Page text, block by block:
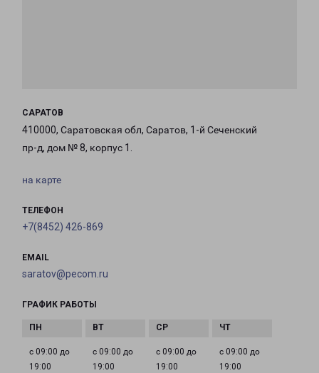
САРАТОВ
410000, Саратовская обл, Саратов, 1-й Сеченский
пр-д, дом № 8, корпус 1.
на карте
ТЕЛЕФОН
+7(8452) 426-869
EMAIL
saratov@pecom.ru
ГРАФИК РАБОТЫ
с 09:00 до
19:00
с 09:00 до
19:00
с 09:00 до
19:00
с 09:00 до
19:00